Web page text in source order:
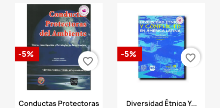
Vista rápida
Conductas Protectoras
-5%
favorite_border
Vista rápida
Diversidad Étnica Y...
-5% favorite_border